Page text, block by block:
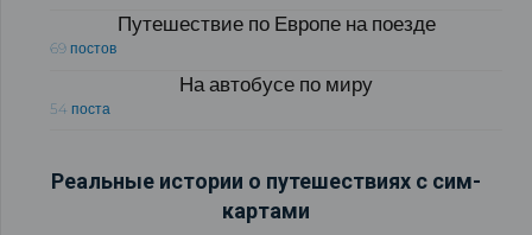
Путешествие по Европе на поезде
69 постов
На автобусе по миру
54 поста
Реальные истории о путешествиях с сим-
картами